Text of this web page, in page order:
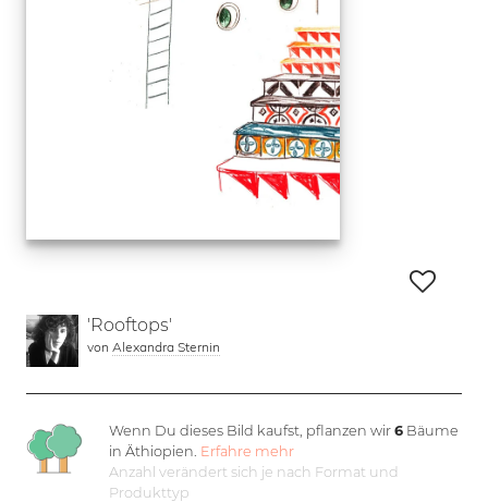
'Rooftops'
von Alexandra Sternin
Wenn Du dieses Bild kaufst, pflanzen wir6 Bäume
in Äthiopien. Erfahre mehr
Anzahl verändert sich je nach Format und
Produkttyp